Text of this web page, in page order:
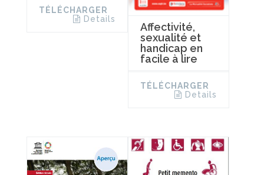
TÉLÉCHARGER
Details
Affectivité,
sexualité et
handicap en
facile à lire
TÉLÉCHARGER
Details